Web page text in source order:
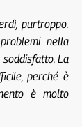
purtroppo.
nella
La
perché è
è molto